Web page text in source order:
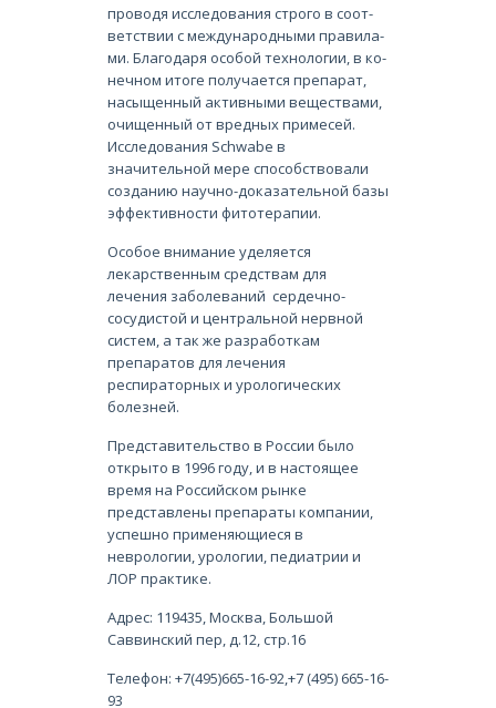
про­во­дя ис­сле­до­ва­ния стро­го в со­от­
вет­ствии с меж­ду­на­род­ны­ми пра­ви­ла­
ми. Бла­го­да­ря осо­бой тех­но­ло­гии, в ко­
неч­ном ито­ге по­лу­ча­ет­ся пре­па­рат,
на­сы­щен­ный ак­тив­ны­ми ве­ще­ства­ми,
очи­щен­ный от вред­ных при­ме­сей.
Исследования Schwabe в
значительной мере способствовали
созданию научно-доказательной базы
эффективности фитотерапии.
Особое внимание уделяется
лекарственным средствам для
лечения заболеваний сердечно-
сосудистой и центральной нервной
систем, а так же разработкам
препаратов для лечения
респираторных и урологических
болезней.
Представительство в России было
открыто в 1996 году, и в настоящее
время на Российском рынке
представлены препараты компании,
успешно применяющиеся в
неврологии, урологии, педиатрии и
ЛОР практике.
Адрес: 119435, Москва, Большой
Саввинский пер, д.12, стр.16
Телефон: +7(495)665-16-92,+7 (495) 665-16-
93